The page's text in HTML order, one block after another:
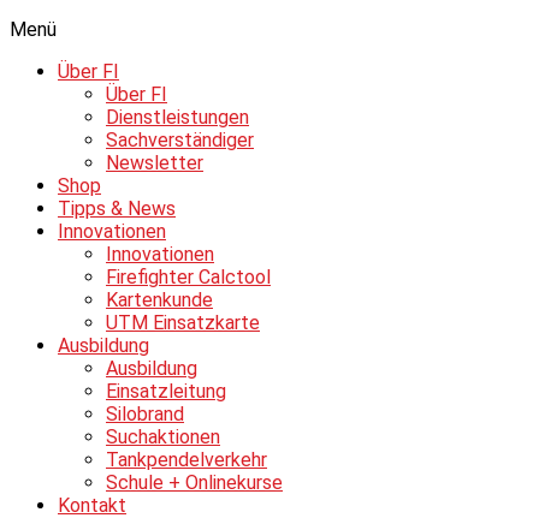
Menü
Über FI
Über FI
Dienstleistungen
Sachverständiger
Newsletter
Shop
Tipps & News
Innovationen
Innovationen
Firefighter Calctool
Kartenkunde
UTM Einsatzkarte
Ausbildung
Ausbildung
Einsatzleitung
Silobrand
Suchaktionen
Tankpendelverkehr
Schule + Onlinekurse
Kontakt